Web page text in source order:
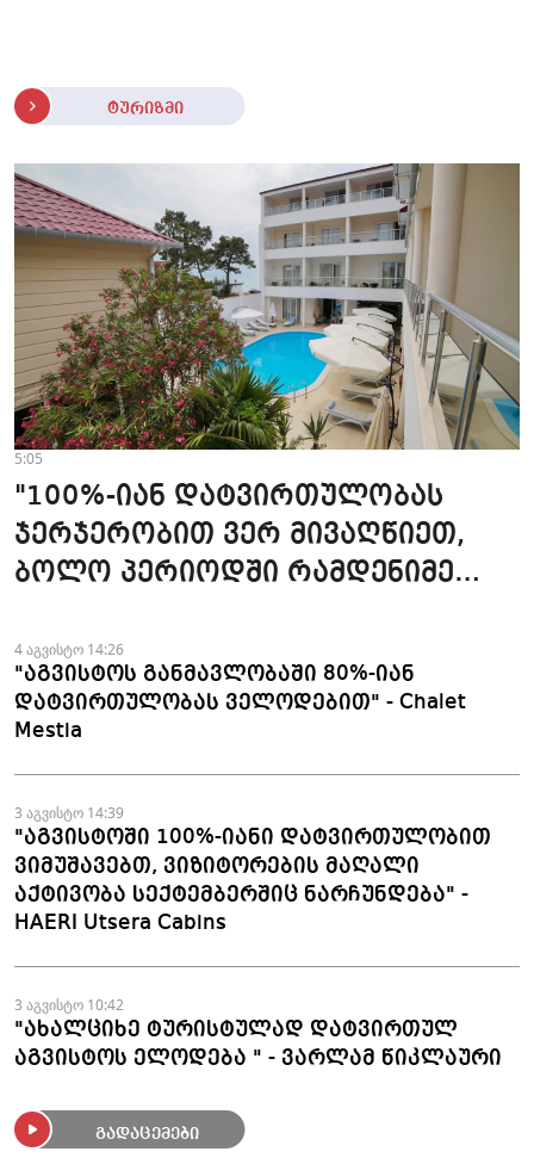
ტურიზმი
5:05
"100%-იან დატვირთულობას
ჯერჯერობით ვერ მივაღწიეთ,
ბოლო პერიოდში რამდენიმე
Beach Club
4 აგვისტო 14:26
"აგვისტოს განმავლობაში 80%-იან
დატვირთულობას ველოდებით" - Chalet
Mestia
3 აგვისტო 14:39
"აგვისტოში 100%-იანი დატვირთულობით
ვიმუშავებთ, ვიზიტორების მაღალი
აქტივობა სექტემბერშიც ნარჩუნდება" -
HAERI Utsera Cabins
3 აგვისტო 10:42
"ახალციხე ტურისტულად დატვირთულ
აგვისტოს ელოდება " - ვარლამ წიკლაური
გადაცემები